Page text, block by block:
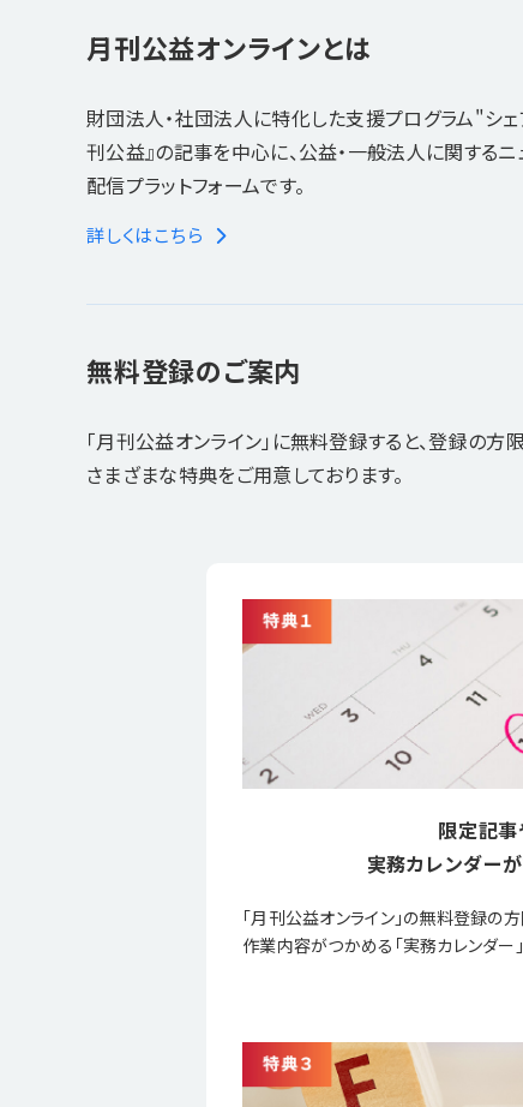
月刊公益オンラインとは
財団法人・社団法人に特化した支援プログラム"シ
刊公益』の記事を中心に、公益・一般法人に関する
配信プラットフォームです。
詳しくはこちら
無料登録のご案内
「月刊公益オンライン」に無料登録すると、登録の
さまざまな特典をご用意しております。
限定記事
実務カレンダーが
「月刊公益オンライン」の無料登録
作業内容がつかめる「実務カレンダー